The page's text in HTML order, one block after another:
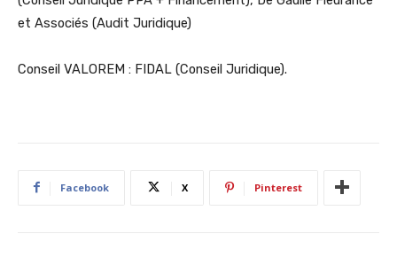
et Associés (Audit Juridique)
Conseil VALOREM : FIDAL (Conseil Juridique).
Facebook X Pinterest